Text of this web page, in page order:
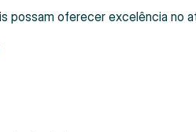
possam oferecer excelência no